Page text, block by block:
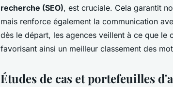
recherche (SEO), est cruciale. Cela garantit
mais renforce également la communication
dès le départ, les agences veillent à ce que le
favorisant ainsi un meilleur classement des
Études de cas et portefeuilles